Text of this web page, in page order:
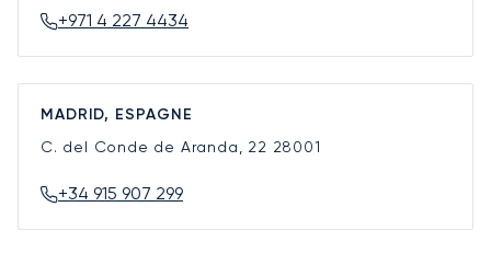
+971 4 227 4434
MADRID, ESPAGNE
C. del Conde de Aranda, 22 28001
+34 915 907 299